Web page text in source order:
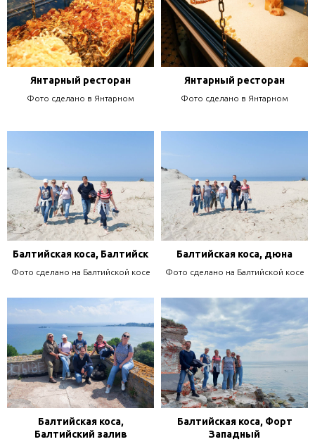
Янтарный ресторан
Фото сделано в Янтарном
Янтарный ресторан
Фото сделано в Янтарном
Балтийская коса, Балтийск
Фото сделано на Балтийской косе
Балтийская коса, дюна
Фото сделано на Балтийской косе
Балтийская коса,
Балтийский залив
Балтийская коса, Форт
Западный